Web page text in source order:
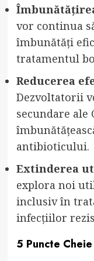
vor continua
îmbunătăți
tratamentul
Reducerea
Dezvoltatorii
secundare
antibioticului.
Extinderea
explora noi
inclusiv în
infecțiilor
5 Puncte Cheie